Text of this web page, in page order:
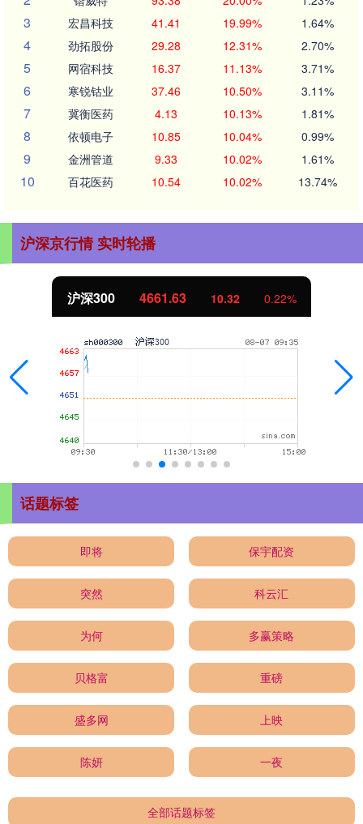
3 宏昌科技 41.41 19.99% 1.64%
4 劲拓股份 29.28 12.31% 2.70%
5 网宿科技 16.37 11.13% 3.71%
6 寒锐钴业 37.46 10.50% 3.11%
7 冀衡医药 4.13 10.13% 1.81%
8 依顿电子 10.85 10.04% 0.99%
9 金洲管道 9.33 10.02% 1.61%
10 百花医药 10.54 10.02% 13.74%
沪深京行情 实时轮播
北证50 1121.12 -1.75
话题标签
即将 保宇配资
突然 科云汇
为何 多赢策略
贝格富 重磅
盛多网 上映
陈妍 一夜
全部话题标签